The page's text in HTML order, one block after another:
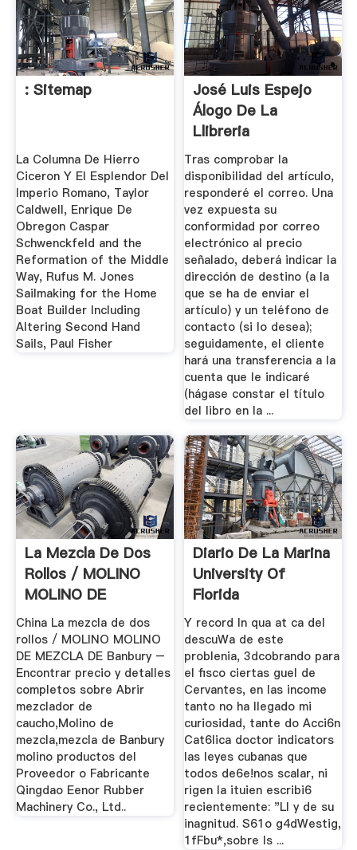
: Sitemap
La Columna De Hierro
Ciceron Y El Esplendor Del
Imperio Romano, Taylor
Caldwell, Enrique De
Obregon Caspar
Schwenckfeld and the
Reformation of the Middle
Way, Rufus M. Jones
Sailmaking for the Home
Boat Builder Including
Altering Second Hand
Sails, Paul Fisher
José Luis Espejo
Álogo De La
Llibreria
Tras comprobar la
disponibilidad del artículo,
responderé el correo. Una
vez expuesta su
conformidad por correo
electrónico al precio
señalado, deberá indicar la
dirección de destino (a la
que se ha de enviar el
artículo) y un teléfono de
contacto (si lo desea);
seguidamente, el cliente
hará una transferencia a la
cuenta que le indicaré
(hágase constar el título
del libro en la ...
La Mezcla De Dos
Rollos / MOLINO
MOLINO DE
MEZCLA DE
Banbury
China La mezcla de dos
rollos / MOLINO MOLINO
DE MEZCLA DE Banbury –
Encontrar precio y detalles
completos sobre Abrir
mezclador de
caucho,Molino de
mezcla,mezcla de Banbury
molino productos del
Proveedor o Fabricante
Qingdao Eenor Rubber
Machinery Co., Ltd..
Diario De La Marina
University Of
Florida
Y record In qua at ca del
descuWa de este
problenia, 3dcobrando para
el fisco ciertas guel de
Cervantes, en las income
tanto no ha Ilegado mi
curiosidad, tante do Acci6n
Cat6lica doctor indicators
las leyes cubanas que
todos de6e!nos scalar, ni
rigen Ia ituien escribi6
recientemente: "Ll y de su
inagnitud. S61o g4dWestig,
1fFbu*,sobre Is ...